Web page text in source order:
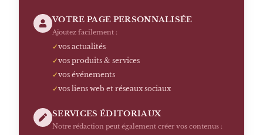
VOTRE PAGE PERSONNALISÉE
Ajoutez facilement :
✓vos actualités
✓vos produits & services
✓vos événements
✓vos liens web et réseaux sociaux
SERVICES ÉDITORIAUX
Notre rédaction peut également créer vos contenus :